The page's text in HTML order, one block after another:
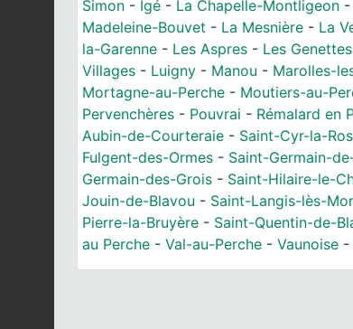
Simon - Igé - La Chapelle-Montligeon -
Madeleine-Bouvet - La Mesnière - La
la-Garenne - Les Aspres - Les Genettes
Villages - Luigny - Manou - Marolles-
Mortagne-au-Perche - Moutiers-au-
Pervenchères - Pouvrai - Rémalard en
Aubin-de-Courteraie - Saint-Cyr-la-
Fulgent-des-Ormes - Saint-Germain-
Germain-des-Grois - Saint-Hilaire-le-
Jouin-de-Blavou - Saint-Langis-lès-
Pierre-la-Bruyère - Saint-Quentin-de-
au Perche - Val-au-Perche - Vaunoise -